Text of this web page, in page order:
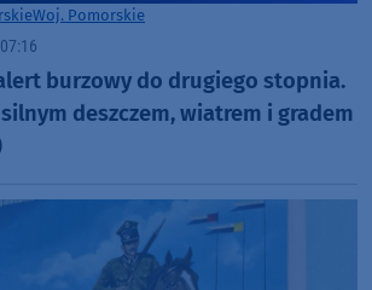
Woj. Pomorskie
burzowy do drugiego stopnia.
deszczem, wiatrem i gradem